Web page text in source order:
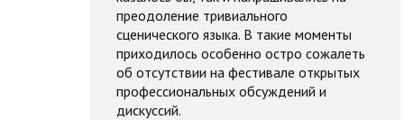
преодоление тривиального
сценического языка. В такие моменты
приходилось особенно остро сожалеть
об отсутствии на фестивале открытых
профессиональных обсуждений и
дискуссий.